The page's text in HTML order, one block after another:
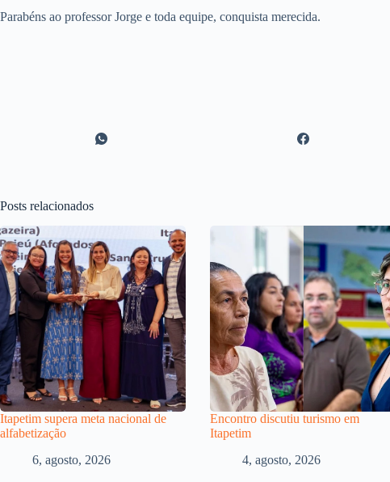
Parabéns ao professor Jorge e toda equipe, conquista merecida.
Posts relacionados
Itapetim supera meta nacional de
alfabetização
6, agosto, 2026
Encontro discutiu turismo em
Itapetim
4, agosto, 2026